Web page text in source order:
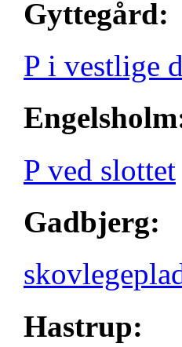
Gyttegård:
P i vestlige
P ved slottet
Gadbjerg:
Hastrup: